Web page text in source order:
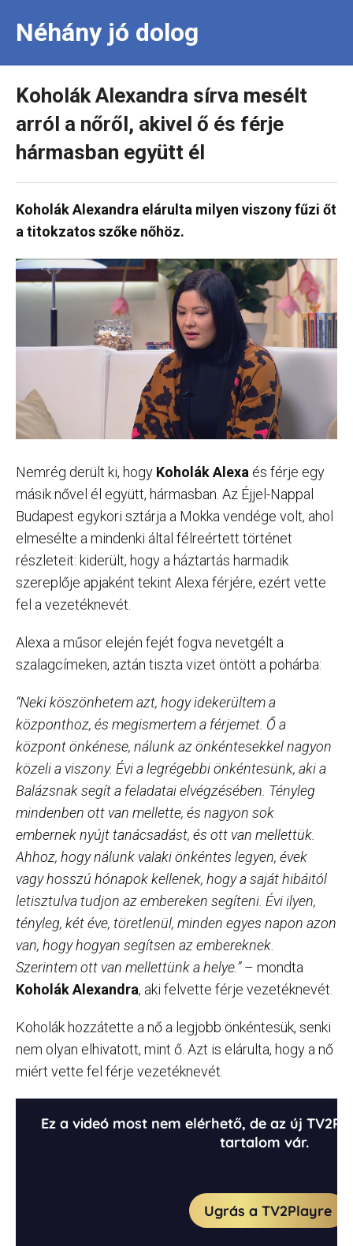
Néhány jó dolog
Koholák Alexandra sírva mesélt
arról a nőről, akivel ő és férje
hármasban együtt él
Koholák Alexandra elárulta milyen viszony fűzi őt
a titokzatos szőke nőhöz.
Nemrég derült ki, hogy Koholák Alexa és férje egy
másik nővel él együtt, hármasban. Az Éjjel-Nappal
Budapest egykori sztárja a Mokka vendége volt, ahol
elmesélte a mindenki által félreértett történet
részleteit: kiderült, hogy a háztartás harmadik
szereplője apjaként tekint Alexa férjére, ezért vette
fel a vezetéknevét.
Alexa a műsor elején fejét fogva nevetgélt a
szalagcímeken, aztán tiszta vizet öntött a pohárba:
“Neki köszönhetem azt, hogy idekerültem a
központhoz, és megismertem a férjemet. Ő a
központ önkénese, nálunk az önkéntesekkel nagyon
közeli a viszony. Évi a legrégebbi önkéntesünk, aki a
Balázsnak segít a feladatai elvégzésében. Tényleg
mindenben ott van mellette, és nagyon sok
embernek nyújt tanácsadást, és ott van mellettük.
Ahhoz, hogy nálunk valaki önkéntes legyen, évek
vagy hosszú hónapok kellenek, hogy a saját hibáitól
letisztulva tudjon az embereken segíteni. Évi ilyen,
tényleg, két éve, töretlenül, minden egyes napon azon
van, hogy hogyan segítsen az embereknek.
Szerintem ott van mellettünk a helye.”– mondta
Koholák Alexandra, aki felvette férje vezetéknevét.
Koholák hozzátette a nő a legjobb önkéntesük, senki
nem olyan elhivatott, mint ő. Azt is elárulta, hogy a nő
miért vette fel férje vezetéknevét.